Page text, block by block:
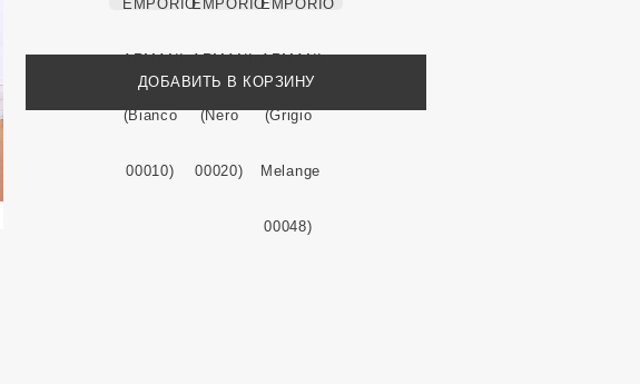
ДОБАВИТЬ В КОРЗИНУ